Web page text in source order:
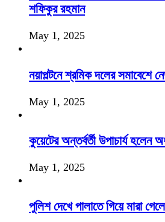
শফিকুর রহমান
May 1, 2025
নয়াপল্টনে শ্রমিক দলের সমাবেশে
May 1, 2025
কুয়েটের অন্তর্বর্তী উপাচার্য
May 1, 2025
পুলিশ দেখে পালাতে গিয়ে মারা